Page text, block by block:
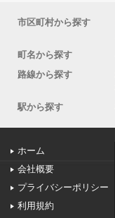
市区町村から探す
町名から探す
路線から探す
駅から探す
ホーム
会社概要
プライバシーポリシー
利用規約